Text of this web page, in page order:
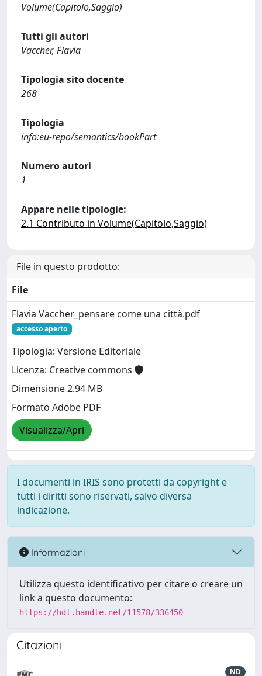
Volume(Capitolo,Saggio)
Tutti gli autori
Vaccher, Flavia
Tipologia sito docente
268
Tipologia
info:eu-repo/semantics/bookPart
Numero autori
1
Appare nelle tipologie:
2.1 Contributo in Volume(Capitolo,Saggio)
File in questo prodotto:
File
Flavia Vaccher_pensare come una città.pdf
accesso aperto
Tipologia: Versione Editoriale
Licenza: Creative commons
Dimensione 2.94 MB
Formato Adobe PDF
Visualizza/Apri
I documenti in IRIS sono protetti da copyright e
tutti i diritti sono riservati, salvo diversa
indicazione.
Informazioni
Utilizza questo identificativo per citare o creare un
link a questo documento:
https://hdl.handle.net/11578/336450
Citazioni
ND